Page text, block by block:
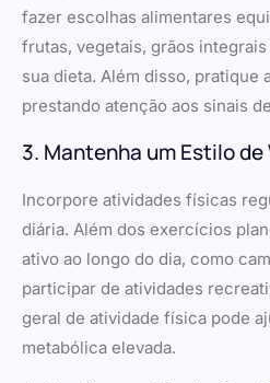
fazer escolhas alimentares
frutas, vegetais, grãos
sua dieta. Além disso, pratique
prestando atenção aos sinais
3. Mantenha um Estilo
Incorpore atividades físicas
diária. Além dos exercícios
ativo ao longo do dia, como
participar de atividades
geral de atividade física pode
metabólica elevada.